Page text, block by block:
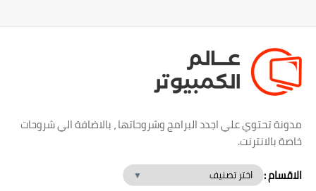
مدونة تحتوي علي اجدد البرامج وشروحاتها ، بالاضافة الي شروحات
خاصة بالانترنت.
الاقسام :